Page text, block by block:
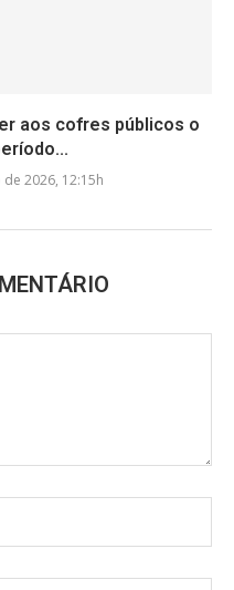
aos cofres públicos o
2026, 12:15h